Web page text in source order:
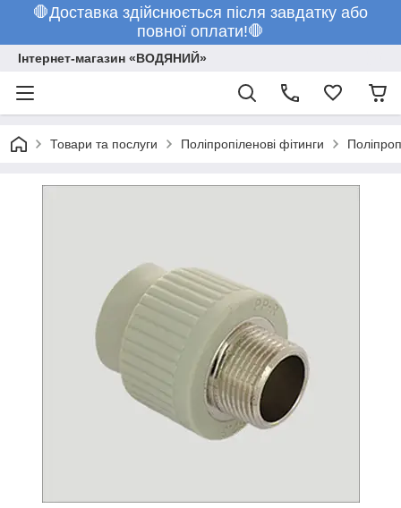
🛑Доставка здійснюється після завдатку або
повної оплати!🛑
Інтернет-магазин «ВОДЯНИЙ»
Товари та послуги Поліпропіленові фітинги